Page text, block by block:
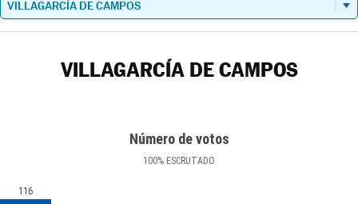
VILLAGARCÍA DE CAMPOS
Número de votos
100% ESCRUTADO
116